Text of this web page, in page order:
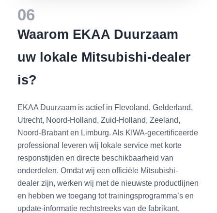
06
Waarom EKAA Duurzaam
uw lokale Mitsubishi-dealer
is?
EKAA Duurzaam is actief in Flevoland, Gelderland,
Utrecht, Noord-Holland, Zuid-Holland, Zeeland,
Noord-Brabant en Limburg. Als KIWA-gecertificeerde
professional leveren wij lokale service met korte
responstijden en directe beschikbaarheid van
onderdelen. Omdat wij een officiële Mitsubishi-
dealer zijn, werken wij met de nieuwste productlijnen
en hebben we toegang tot trainingsprogramma’s en
update-informatie rechtstreeks van de fabrikant.